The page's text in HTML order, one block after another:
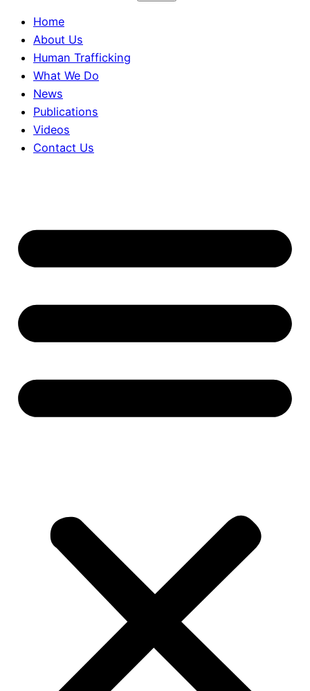
Home
About Us
Human Trafficking
What We Do
News
Publications
Videos
Contact Us